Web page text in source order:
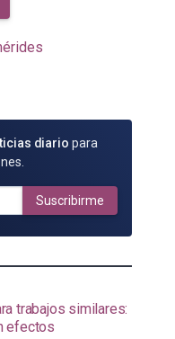
diario para
Suscribirme
trabajos similares:
efectos